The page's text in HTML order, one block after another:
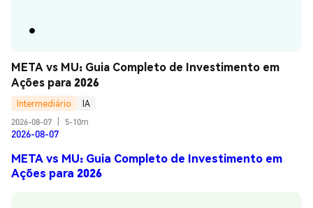
META vs MU: Guia Completo de Investimento em
Ações para 2026
Intermediário
IA
2026-08-07
5-10m
2026-08-07
META vs MU: Guia Completo de Investimento em
Ações para 2026